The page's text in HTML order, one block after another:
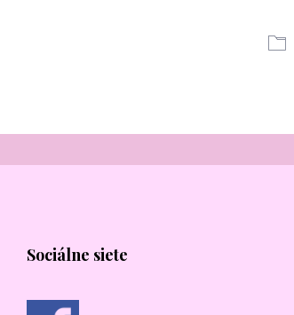
Sociálne siete